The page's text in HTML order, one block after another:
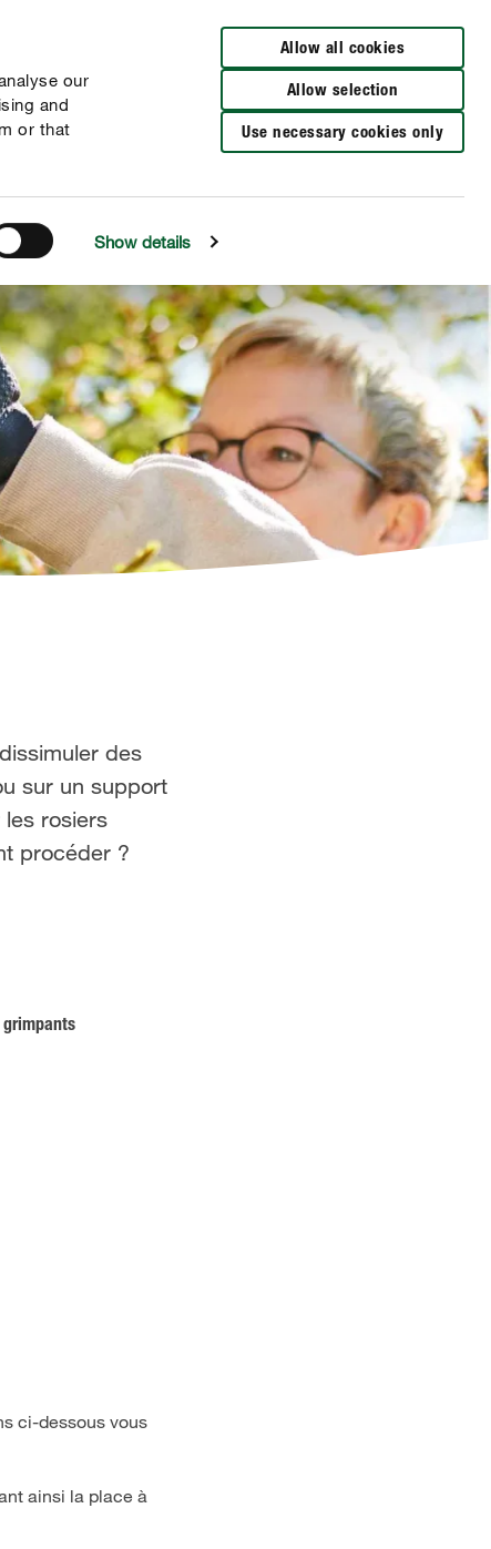
our
and
or that
Show details
Allow all cookies
Allow selection
Use necessary cookies only
Distributeurs à proximité
des
sur un support
rosiers
procéder ?
grimpants
ci-dessous vous
ainsi la place à